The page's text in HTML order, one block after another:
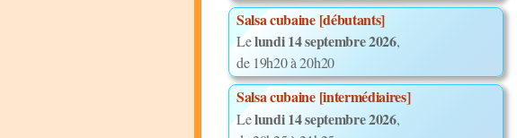
Salsa cubaine [débutants]
Lelundi 14 septembre 2026,
de 19h20 à 20h20
Salsa cubaine [intermédiaires]
Lelundi 14 septembre 2026,